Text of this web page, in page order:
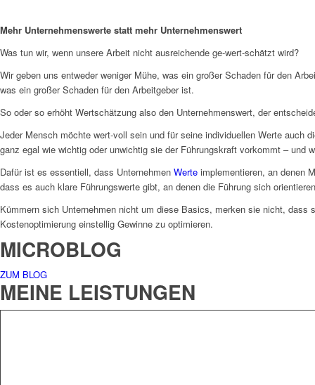
Mehr Unternehmenswerte statt mehr Unternehmenswert
Was tun wir, wenn unsere Arbeit nicht ausreichende ge-wert-schätzt wird?
Wir geben uns entweder weniger Mühe, was ein großer Schaden für den
was ein großer Schaden für den Arbeitgeber ist.
So oder so erhöht Wertschätzung also den Unternehmenswert, der
Jeder Mensch möchte wert-voll sein und für seine individuellen Werte
ganz egal wie wichtig oder unwichtig sie der Führungskraft vorkommt –
Dafür ist es essentiell, dass Unternehmen Werte implementieren, an denen
dass es auch klare Führungswerte gibt, an denen die Führung sich
Kümmern sich Unternehmen nicht um diese Basics, merken sie nicht,
Kostenoptimierung einstellig Gewinne zu optimieren.
MICROBLOG
ZUM BLOG
MEINE LEISTUNGEN